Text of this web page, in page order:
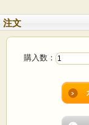
注文
購入数：